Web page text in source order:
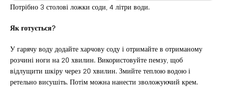
Потрібно 3 столові ложки соди, 4 літри води.
Як готується?
У гарячу воду додайте харчову соду і отримайте в отриманому
розчині ноги на 20 хвилин. Використовуйте пемзу, щоб
відлущити шкіру через 20 хвилин. Змийте теплою водою і
ретельно висушіть. Потім можна нанести зволожуючий крем.